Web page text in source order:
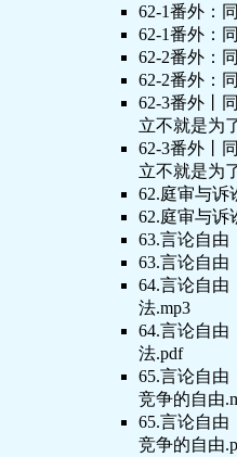
62-1番外：
62-1番外：
62-2番外：
62-2番外：
62-3番外丨
立不就是为
62-3番外丨
立不就是为
62.庭审与诉
62.庭审与诉
63.言论自由
63.言论自由
64.言论自由
法.mp3
64.言论自由
法.pdf
65.言论自由
竞争的自由
65.言论自由
竞争的自由